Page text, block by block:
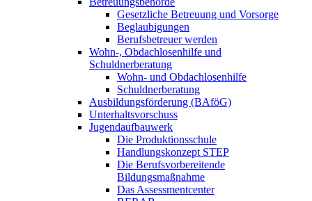
Gesetzliche Betreuung und Vorsorge
Beglaubigungen
Berufsbetreuer werden
Wohn-, Obdachlosenhilfe und
Schuldnerberatung
Wohn- und Obdachlosenhilfe
Schuldnerberatung
Ausbildungsförderung (BAföG)
Unterhaltsvorschuss
Jugendaufbauwerk
Die Produktionsschule
Handlungskonzept STEP
Die Berufsvorbereitende
Bildungsmaßnahme
Das Assessmentcenter